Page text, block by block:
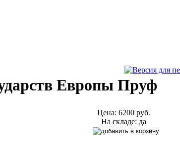
Европы Пруф
Цена: 6200 руб.
На складе: да